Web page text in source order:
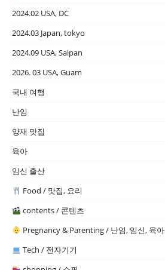
2024.02 USA, DC
2024.03 Japan, tokyo
2024.09 USA, Saipan
2026. 03 USA, Guam
국내 여행
난임
양재 맛집
육아
임신 출산
Food / 맛집, 요리
contents / 콘텐츠
Pregnancy & Parenting / 난임, 임신, 육아
Tech / 전자기기